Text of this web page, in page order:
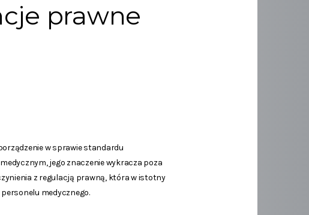
prawne
w sprawie standardu
jego znaczenie wykracza poza
z regulacją prawną, która w istotny
medycznego.